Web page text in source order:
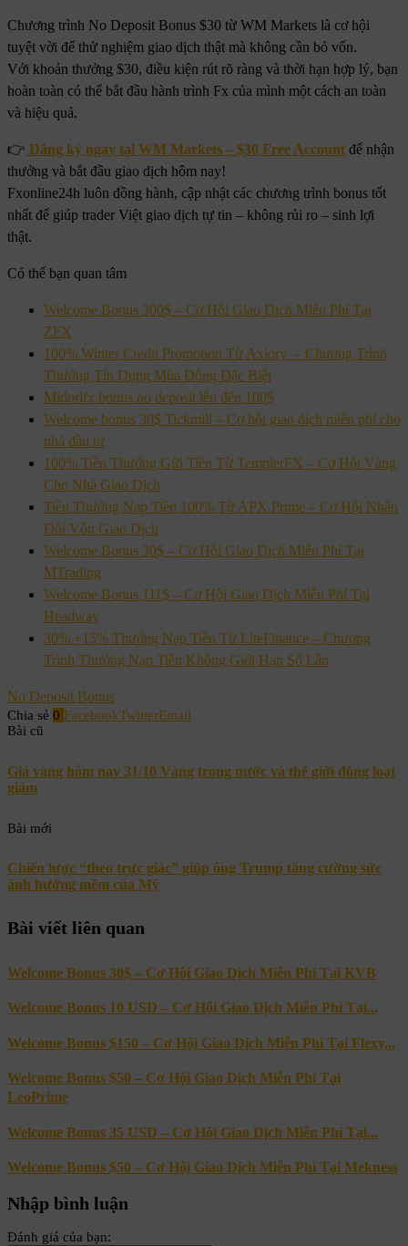
Chương trình No Deposit Bonus $30 từ WM Markets là cơ hội
tuyệt vời để thử nghiệm giao dịch thật mà không cần bỏ vốn.
Với khoản thưởng $30, điều kiện rút rõ ràng và thời hạn hợp lý, bạn
hoàn toàn có thể bắt đầu hành trình Fx của mình một cách an toàn
và hiệu quả.
👉 Đăng ký ngay tại WM Markets – $30 Free Account để nhận
thưởng và bắt đầu giao dịch hôm nay!
Fxonline24h luôn đồng hành, cập nhật các chương trình bonus tốt
nhất để giúp trader Việt giao dịch tự tin – không rủi ro – sinh lợi
thật.
Có thể bạn quan tâm
Welcome Bonus 300$ – Cơ Hội Giao Dịch Miễn Phí Tại
ZFX
100% Winter Credit Promotion Từ Axiory – Chương Trình
Thưởng Tín Dụng Mùa Đông Đặc Biệt
Midorifx bonus no deposit lên đến 100$
Welcome bonus 30$ Tickmill – Cơ hội giao dịch miễn phí cho
nhà đầu tư
100% Tiền Thưởng Gửi Tiền Từ TemplerFX – Cơ Hội Vàng
Cho Nhà Giao Dịch
Tiền Thưởng Nạp Tiền 100% Từ APX Prime – Cơ Hội Nhân
Đôi Vốn Giao Dịch
Welcome Bonus 30$ – Cơ Hội Giao Dịch Miễn Phí Tại
MTrading
Welcome Bonus 111$ – Cơ Hội Giao Dịch Miễn Phí Tại
Headway
30% +15% Thưởng Nạp Tiền Từ LiteFinance – Chương
Trình Thưởng Nạp Tiền Không Giới Hạn Số Lần
No Deposit Bonus
Chia sẻ 0 FacebookTwitterEmail
Bài cũ
Giá vàng hôm nay 31/10 Vàng trong nước và thế giới đồng loạt
giảm
Bài mới
Chiến lược “theo trực giác” giúp ông Trump tăng cường sức
ảnh hưởng mềm của Mỹ
Bài viết liên quan
Welcome Bonus 30$ – Cơ Hội Giao Dịch Miễn Phí Tại KVB
Welcome Bonus 10 USD – Cơ Hội Giao Dịch Miễn Phí Tại...
Welcome Bonus $150 – Cơ Hội Giao Dịch Miễn Phí Tại Flexy...
Welcome Bonus $50 – Cơ Hội Giao Dịch Miễn Phí Tại
LeoPrime
Welcome Bonus 35 USD – Cơ Hội Giao Dịch Miễn Phí Tại...
Welcome Bonus $50 – Cơ Hội Giao Dịch Miễn Phí Tại Mekness
Nhập bình luận
Đánh giá của bạn: